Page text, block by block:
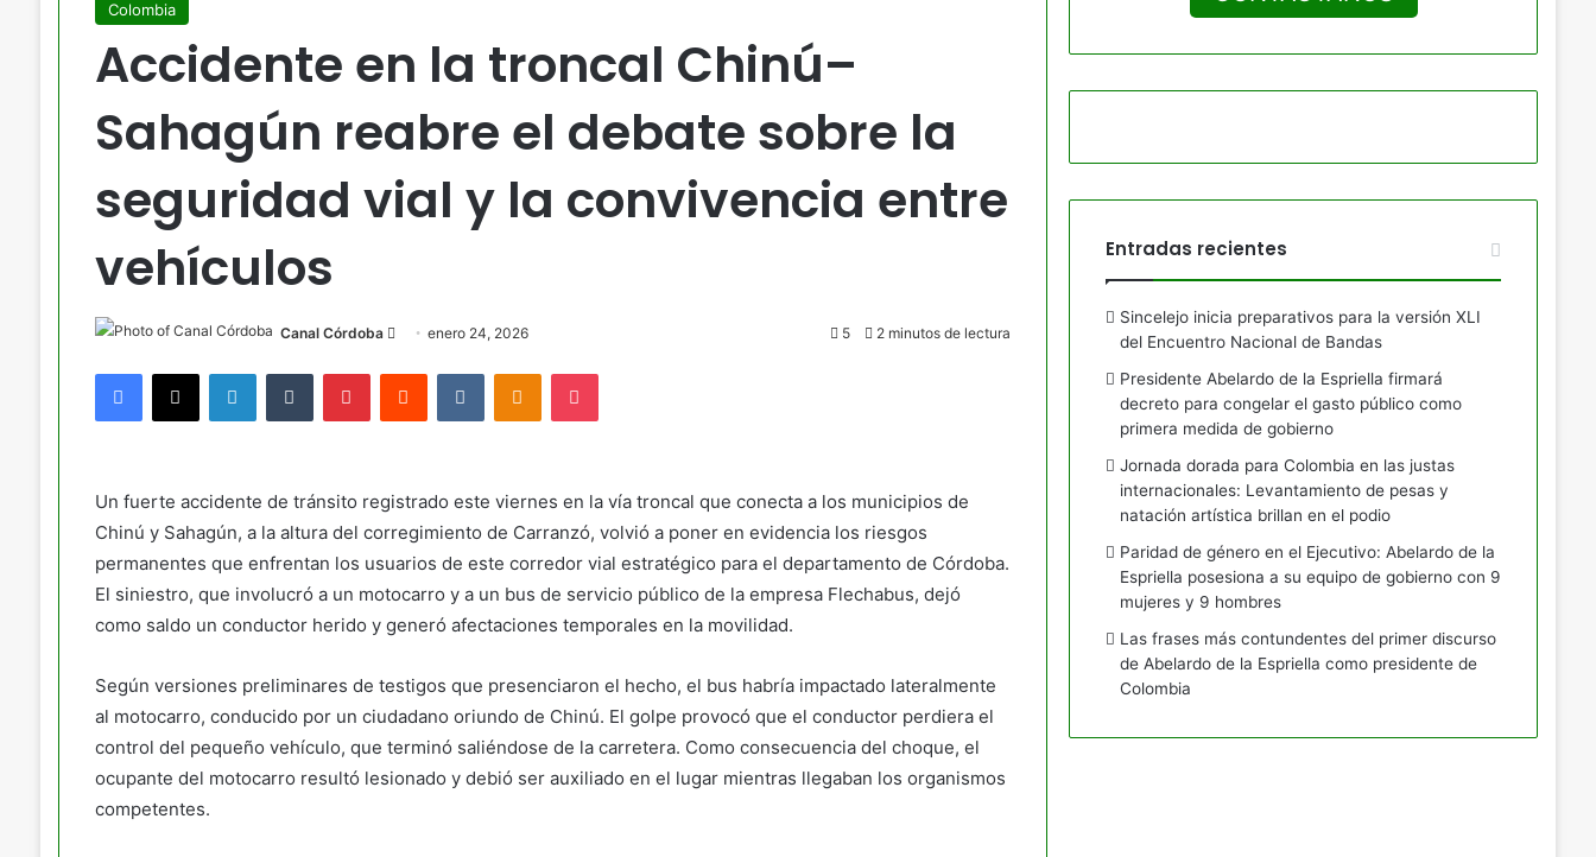
Colombia
Accidente en la troncal Chinú–
Sahagún reabre el debate sobre la
seguridad vial y la convivencia entre
vehículos
Canal Córdoba Send
email
enero 24, 2026 5 2 minutos de lectura
Facebook
X LinkedInTumblr PinterestReddit VKontakteOdnoklassniki
Pocket
Un fuerte accidente de tránsito registrado este viernes en la vía troncal que conecta a los municipios de
Chinú y Sahagún, a la altura del corregimiento de Carranzó, volvió a poner en evidencia los riesgos
permanentes que enfrentan los usuarios de este corredor vial estratégico para el departamento de Córdoba.
El siniestro, que involucró a un motocarro y a un bus de servicio público de la empresa Flechabus, dejó
como saldo un conductor herido y generó afectaciones temporales en la movilidad.
Según versiones preliminares de testigos que presenciaron el hecho, el bus habría impactado lateralmente
al motocarro, conducido por un ciudadano oriundo de Chinú. El golpe provocó que el conductor perdiera el
control del pequeño vehículo, que terminó saliéndose de la carretera. Como consecuencia del choque, el
ocupante del motocarro resultó lesionado y debió ser auxiliado en el lugar mientras llegaban los organismos
competentes.
Entradas recientes
Sincelejo inicia preparativos para la versión XLI
del Encuentro Nacional de Bandas
Presidente Abelardo de la Espriella firmará
decreto para congelar el gasto público como
primera medida de gobierno
Jornada dorada para Colombia en las justas
internacionales: Levantamiento de pesas y
natación artística brillan en el podio
Paridad de género en el Ejecutivo: Abelardo de la
Espriella posesiona a su equipo de gobierno con 9
mujeres y 9 hombres
Las frases más contundentes del primer discurso
de Abelardo de la Espriella como presidente de
Colombia